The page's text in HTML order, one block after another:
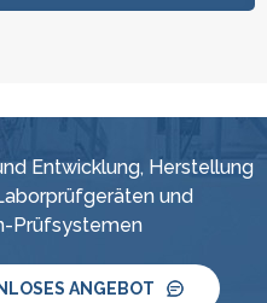
Entwicklung, Herstellung
und
Prüfsystemen
ANGEBOT